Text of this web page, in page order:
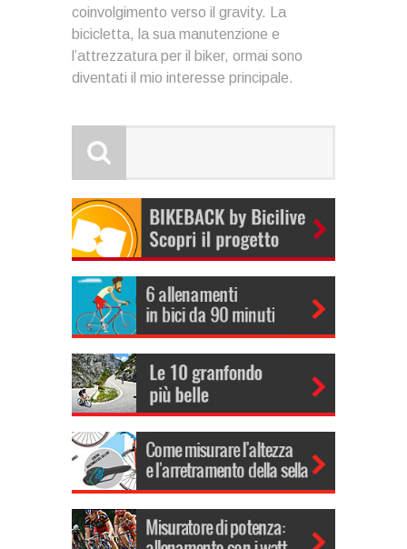
coinvolgimento verso il gravity. La
bicicletta, la sua manutenzione e
l’attrezzatura per il biker, ormai sono
diventati il mio interesse principale.